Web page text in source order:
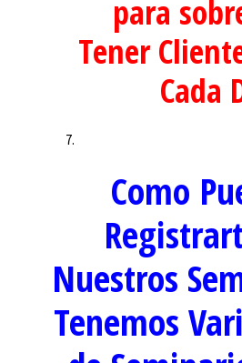
para
Tener
Cada
Como
Nuestros
Tenemos